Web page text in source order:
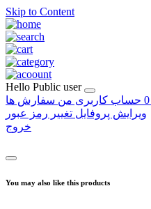
Skip to Content
Hello Public user
0 حساب کاربری من سفارش ها
ویرایش پروفایل تغییر رمز عبور
خروج
You may also like this products